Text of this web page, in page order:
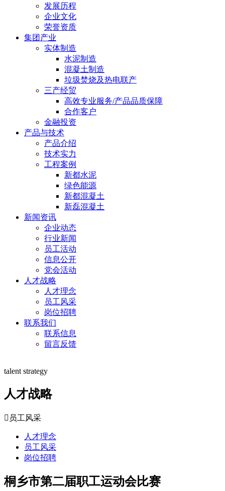
发展历程
企业文化
荣誉资质
集团产业
实体制造
水泥制造
混凝土制造
垃圾焚烧及热电联产
三产经贸
高效专业服务/产品品质保障
合作客户
金融投资
产品与技术
产品介绍
技术实力
工程案例
新都水泥
绿色能源
新都混凝土
新磊混凝土
新闻资讯
企业动态
行业新闻
员工活动
信息公开
党会活动
人才战略
人才理念
员工风采
岗位招聘
联系我们
联系信息
留言反馈
talent strategy
人才战略
 员工风采
人才理念
员工风采
岗位招聘
桐乡市第二届职工运动会比赛